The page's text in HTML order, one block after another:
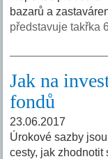
bazarů a
představuje takřka
Jak na
fondů
23.06.2017
Úrokové sazby
cesty, jak zhodnotit